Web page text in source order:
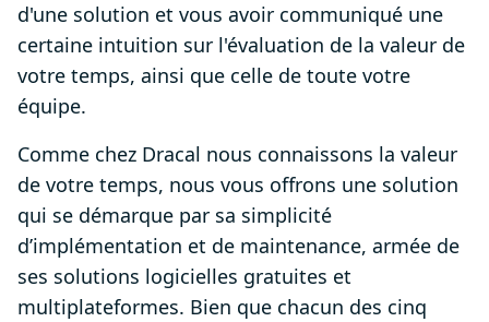
d'une solution et vous avoir communiqué une
certaine intuition sur l'évaluation de la valeur de
votre temps, ainsi que celle de toute votre
équipe.
Comme chez Dracal nous connaissons la valeur
de votre temps, nous vous offrons une solution
qui se démarque par sa simplicité
d’implémentation et de maintenance, armée de
ses solutions logicielles gratuites et
multiplateformes. Bien que chacun des cinq